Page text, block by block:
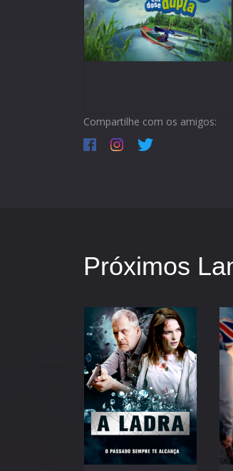
Compartilhe com os amigos:
Próximos